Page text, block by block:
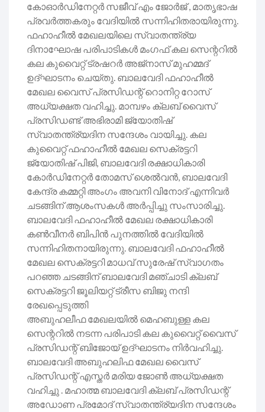
കോഓർഡിനേറ്റർ സജീവ് എം ജോർജ് , മാതൃഭാഷ
പ്രവർത്തകരും വേദിയിൽ സന്നിഹിതരായിരുന്നു.
ഫഹാഹീൽ മേഖലയിലെ സ്വാതന്ത്ര്യ
ദിനാഘോഷ പരിപാടികൾ മംഗഫ് കല സെന്ററിൽ
കല കുവൈറ്റ് ട്രഷറർ അജ്നാസ് മുഹമ്മദ്
ഉദ്‌ഘാടനം ചെയ്തു. ബാലവേദി ഫഹാഹീൽ
മേഖല വൈസ് പ്രസിഡന്റ് റൊനിറ്റ റോസ്
അധ്യക്ഷത വഹിച്ചു. മാമ്പഴം ക്ലബ് വൈസ്
പ്രസിഡണ്ട് അഭിരാമി ജ്യോതിഷ്
സ്വാതന്ത്ര്യദിന സന്ദേശം വായിച്ചു. കല
കുവൈറ്റ് ഫഹാഹീൽ മേഖല സെക്രട്ടറി
ജ്യോതിഷ് പിജി, ബാലവേദി രക്ഷാധികാരി
കോർഡിനേറ്റർ തോമസ് ശെൽവൻ, ബാലവേദി
കേന്ദ്ര കമ്മറ്റി അംഗം അവനി വിനോദ് എന്നിവർ
ചടങ്ങിന് ആശംസകൾ അർപ്പിച്ചു സംസാരിച്ചു.
ബാലവേദി ഫഹാഹീൽ മേഖല രക്ഷാധികാരി
കൺവീനർ ബിപിൻ പുനത്തിൽ വേദിയിൽ
സന്നിഹിതനായിരുന്നു. ബാലവേദി ഫഹാഹീൽ
മേഖല സെക്രട്ടറി മാധവ് സുരേഷ് സ്വാഗതം
പറഞ്ഞ ചടങ്ങിന് ബാലവേദി മഞ്ചാടി ക്ലബ്
സെക്രട്ടറി ജൂലിയറ്റ് ട്രീസ ബിജു നന്ദി
രേഖപ്പെടുത്തി
അബുഹലീഫ മേഖലയിൽ മെഹബുള്ള കല
സെന്ററിൽ നടന്ന പരിപാടി കല കുവൈറ്റ്‌ വൈസ്
പ്രസിഡന്റ് ബിജോയ്‌ ഉദ്‌ഘാടനം നിർവഹിച്ചു.
ബാലവേദി അബുഹലിഫ മേഖല വൈസ്
പ്രസിഡന്റ് എസ്തർ മരിയ ജോൺ അധ്യക്ഷത
വഹിച്ചു . മഹാത്മ ബാലവേദി ക്ലബ് പ്രസിഡന്റ്
അഡോണ പ്രമോദ് സ്വാതന്ത്ര്യദിന സന്ദേശം